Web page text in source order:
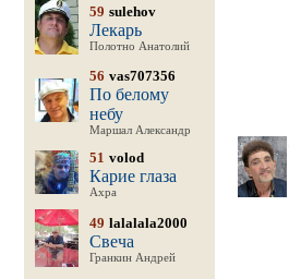
59 sulehov
Лекарь
Полотно Анатолий
56 vas707356
По белому
небу
Маршал Александр
51 volod
Карие глаза
Ахра
49 lalalala2000
Свеча
Гранкин Андрей